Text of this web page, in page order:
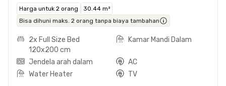
Harga untuk 2 orang
30.44 m²
Bisa dihuni maks. 2 orang tanpa biaya tambahan
2x Full Size Bed
120x200 cm
Kamar Mandi Dalam
Jendela arah dalam
AC
Water Heater
TV